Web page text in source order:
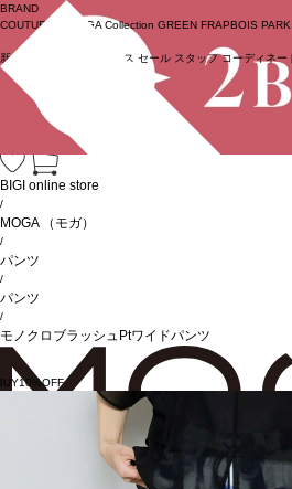
ログイン
BRAND
COUTURIER
MOGA Collection GREEN FRAPBOIS PARK
新着商品 ニュース セール スタッフ コーディネー
BIGI online store
/
MOGA （モガ）
/
パンツ
/
パンツ
/
モノクロブラッシュPtワイドパンツ